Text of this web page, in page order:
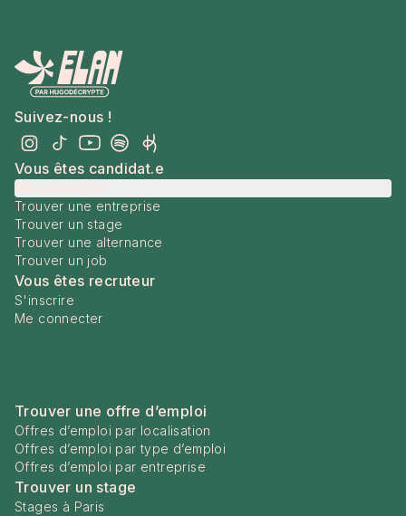
Suivez-nous !
Vous êtes candidat.e
Trouver une entreprise
Trouver un stage
Trouver une alternance
Trouver un job
Vous êtes recruteur
S'inscrire
Me connecter
Trouver une offre d’emploi
Offres d’emploi par localisation
Offres d’emploi par type d’emploi
Offres d’emploi par entreprise
Trouver un stage
Stages à Paris